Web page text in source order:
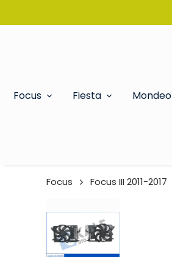
Focus Fiesta Mondeo
Focus Focus III 2011-2017